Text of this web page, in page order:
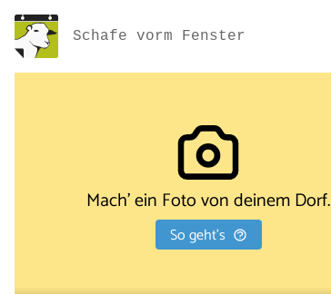
Schafe vorm Fenster
Mach' ein Foto von deinem Dorf.
So geht's